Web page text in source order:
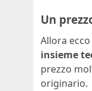
Un
Allora
insieme
prezzo
originario.